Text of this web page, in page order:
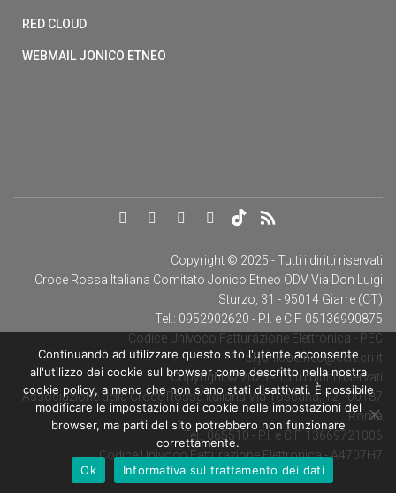
RED CLOUD
WEBMAIL JONICO ETNEO
Copyright © 2025 - Tutti i diritti riservati
Croce Rossa Italiana Comitato Jonico Etneo ODV Via Don Luigi
Sturzo, 31 - 95014 Giarre (CT)
Tel.: 0952902620 - P.I. e C.F. 05136990875
Codice Univoco Fatturazione Elettronica - PEC
cl.jonicoetneo@cert.cri.it
Copyright © 2025 - Tutti i diritti riservati
Associazione della Croce Rossa Italiana Via Toscana, 12 - 00187
Roma
Tel.: 065510 - P.I. e C.F. 13669721006
Codice Univoco Fatturazione Elettronica - A4707H7
Continuando ad utilizzare questo sito l'utente acconsente
all'utilizzo dei cookie sul browser come descritto nella nostra
cookie policy, a meno che non siano stati disattivati. È possibile
modificare le impostazioni dei cookie nelle impostazioni del
browser, ma parti del sito potrebbero non funzionare
correttamente.
Ok
Informativa sul trattamento dei dati